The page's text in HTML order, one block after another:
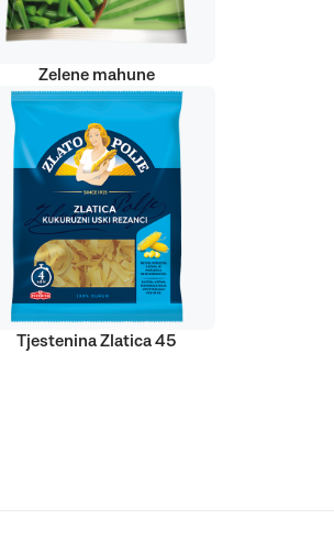
Zelene mahune
Tjestenina Zlatica 45